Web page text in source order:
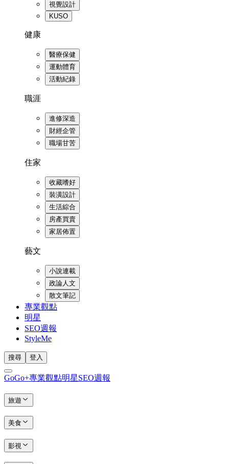
視覺設計
KUSO
健康
醫療保健
運動體育
活動紀錄
職涯
進修深造
財經企管
職場甘苦
住家
收藏嗜好
裝潢設計
生活綜合
房產買賣
家居佈置
藝文
小說連載
政論人文
散文筆記
專業觀點
明星
SEO週報
StyleMe
搜尋 登入
GoGo+專業觀點明星SEO週報
旅遊
美食
影視